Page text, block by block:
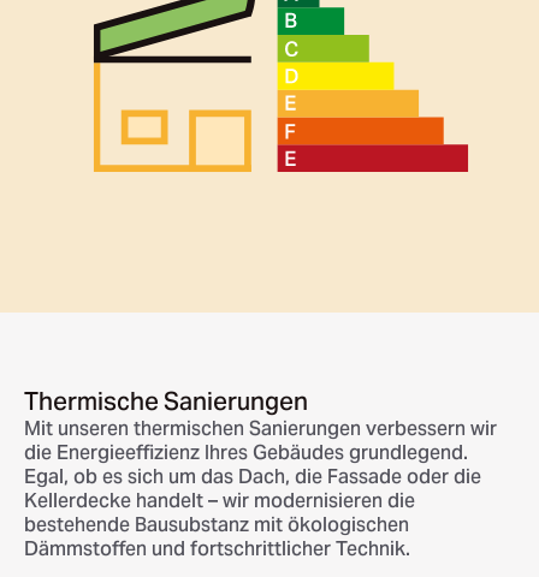
Thermische Sanierungen
Mit unseren thermischen Sanierungen verbessern wir
die Energieeffizienz Ihres Gebäudes grundlegend.
Egal, ob es sich um das Dach, die Fassade oder die
Kellerdecke handelt – wir modernisieren die
bestehende Bausubstanz mit ökologischen
Dämmstoffen und fortschrittlicher Technik.